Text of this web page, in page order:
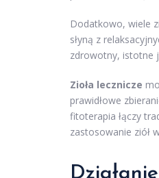
Dodatkowo, wiele
słyną z
zdrowotny, istotne
Zioła lecznicze
prawidłowe
fitoterapia łączy
zastosowanie ziół